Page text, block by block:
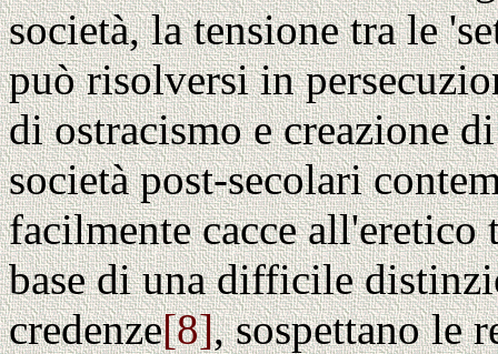
società, la tensione tra le
può risolversi in
di ostracismo e creazione
società post-secolari
facilmente cacce
base di una difficile
credenze[8], sospettano le